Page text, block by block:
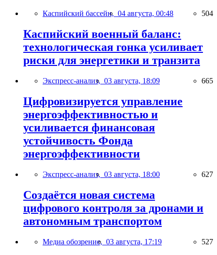
Каспийский бассейн, 04 августа, 00:48 504
Каспийский военный баланс:
технологическая гонка усиливает
риски для энергетики и транзита
Экспресс-анализ, 03 августа, 18:09 665
Цифровизируется управление
энергоэффективностью и
усиливается финансовая
устойчивость Фонда
энергоэффективности
Экспресс-анализ, 03 августа, 18:00 627
Создаётся новая система
цифрового контроля за дронами и
автономным транспортом
Медиа обозрение, 03 августа, 17:19 527